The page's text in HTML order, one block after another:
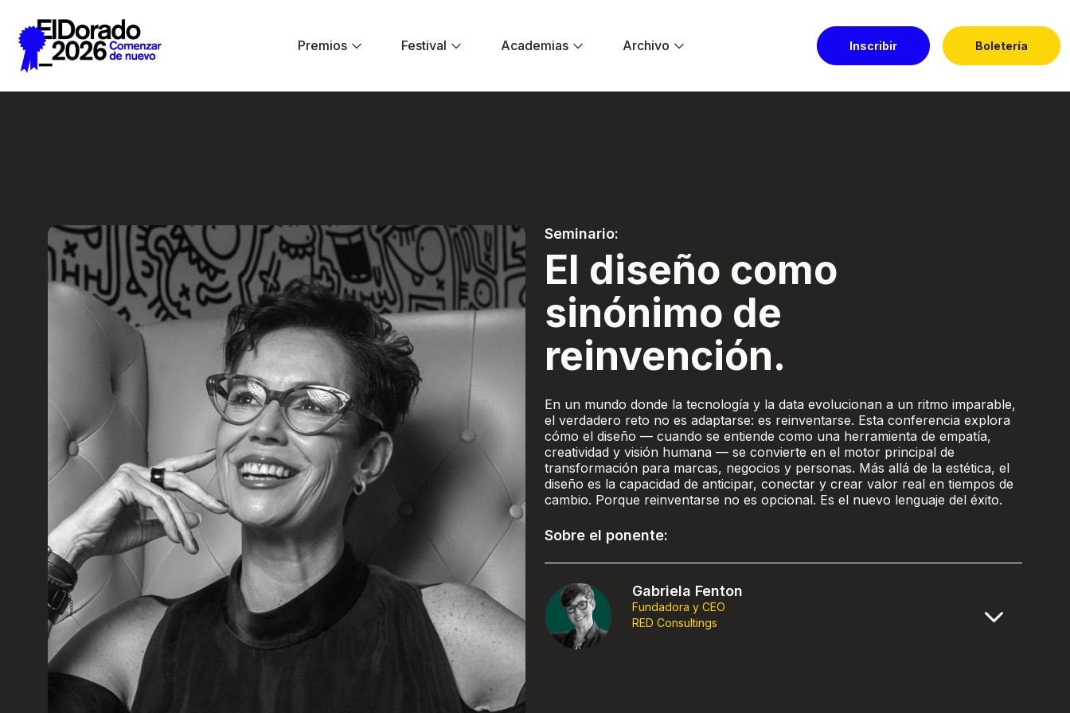
Premios
Festival Academias Archivo Inscribir Boletería
Seminario:
El diseño como
sinónimo de
reinvención.
En un mundo donde la tecnología y la data evolucionan a un ritmo imparable,
el verdadero reto no es adaptarse: es reinventarse. Esta conferencia explora
cómo el diseño — cuando se entiende como una herramienta de empatía,
creatividad y visión humana — se convierte en el motor principal de
transformación para marcas, negocios y personas. Más allá de la estética, el
diseño es la capacidad de anticipar, conectar y crear valor real en tiempos de
cambio. Porque reinventarse no es opcional. Es el nuevo lenguaje del éxito.
Sobre el ponente:
Gabriela Fenton
Fundadora y CEO
RED Consultings